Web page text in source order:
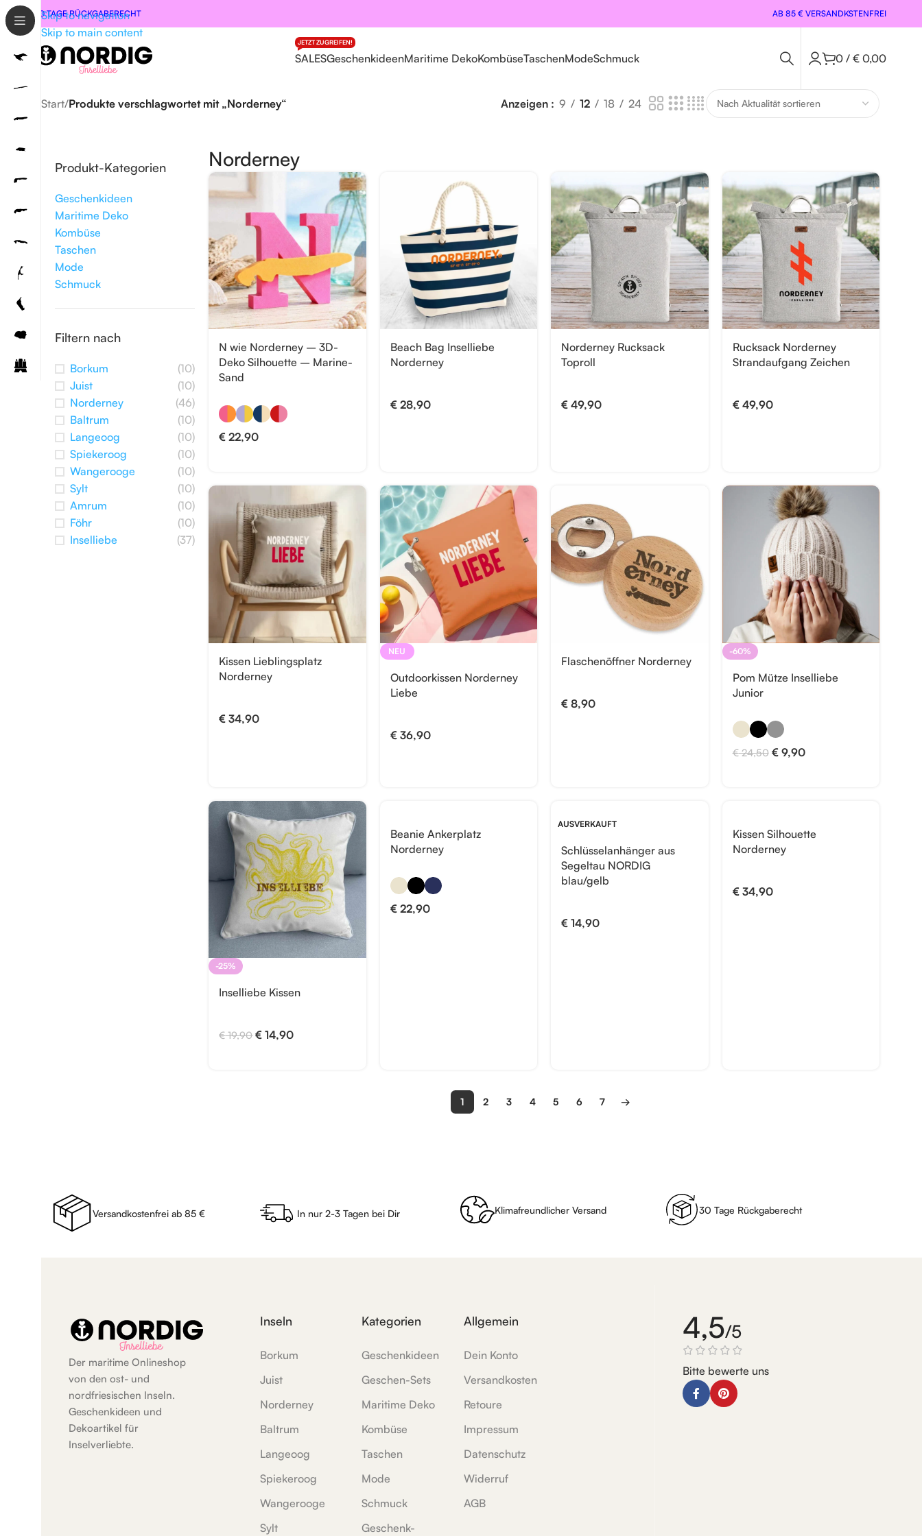
Skip to navigation
Skip to main content
30 TAGE RÜCKGABERECHT AB 85 € VERSANDKSTENFREI
SALES
JETZT ZUGREIFEN!
GeschenkideenMaritime DekoKombüseTaschenModeSchmuck 0 / € 0,00
Start/Produkte verschlagwortet mit „Norderney“ Anzeigen 9 12 18 24
Produkt-Kategorien
Geschenkideen
Maritime Deko
Kombüse
Taschen
Mode
Schmuck
Filtern nach
Borkum
(10)
Juist
(10)
Norderney
(46)
Baltrum
(10)
Langeoog
(10)
Spiekeroog
(10)
Wangerooge
(10)
Sylt
(10)
Amrum
(10)
Föhr
(10)
Inselliebe
(37)
Norderney
N wie Norderney – 3D-
Deko Silhouette – Marine-
Sand
€ 22,90
Beach Bag Inselliebe
Norderney
€28,90
Norderney Rucksack
Toproll
€ 49,90
Rucksack Norderney
Strandaufgang Zeichen
€49,90
Kissen Lieblingsplatz
Norderney
€ 34,90
NEU
Outdoorkissen Norderney
Liebe
€36,90
Flaschenöffner Norderney
€ 8,90
-60%
Pom Mütze Inselliebe
Junior
€24,50 €9,90
-25%
Inselliebe Kissen
€19,90 € 14,90
Beanie Ankerplatz
Norderney
€22,90
AUSVERKAUFT
Schlüsselanhänger aus
Segeltau NORDIG
blau/gelb
€ 14,90
Kissen Silhouette
Norderney
€34,90
1 2 3 4 5 6 7 →
Versandkostenfrei ab 85 € In nur 2-3 Tagen bei Dir Klimafreundlicher Versand 30 Tage Rückgaberecht
Der maritime Onlineshop
von den ost- und
nordfriesischen Inseln.
Geschenkideen und
Dekoartikel für
Inselverliebte.
Inseln
Borkum
Juist
Norderney
Baltrum
Langeoog
Spiekeroog
Wangerooge
Sylt
Kategorien
Geschenkideen
Geschen-Sets
Maritime Deko
Kombüse
Taschen
Mode
Schmuck
Geschenk-
Allgemein
Dein Konto
Versandkosten
Retoure
Impressum
Datenschutz
Widerruf
AGB
4,5/5
Bitte bewerte uns